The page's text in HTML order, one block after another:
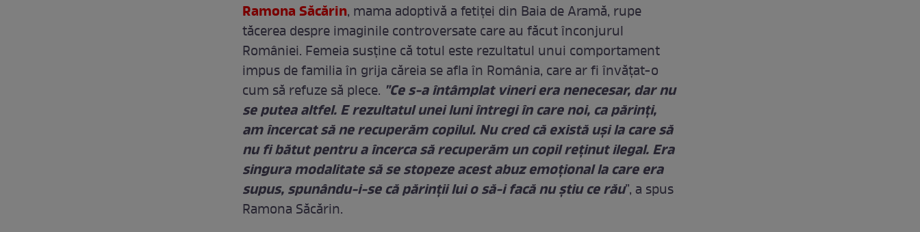
Ramona Săcărin, mama adoptivă a fetiței din Baia de Aramă, rupe
tăcerea despre imaginile controversate care au făcut înconjurul
României. Femeia susține că totul este rezultatul unui comportament
impus de familia în grija căreia se afla în România, care ar fi învățat-o
cum să refuze să plece. "Ce s-a întâmplat vineri era nenecesar, dar nu
se putea altfel. E rezultatul unei luni întregi în care noi, ca părinţi,
am încercat să ne recuperăm copilul. Nu cred că există uşi la care să
nu fi bătut pentru a încerca să recuperăm un copil reţinut ilegal. Era
singura modalitate să se stopeze acest abuz emoţional la care era
supus, spunându-i-se că părinţii lui o să-i facă nu ştiu ce rău”, a spus
Ramona Săcărin.